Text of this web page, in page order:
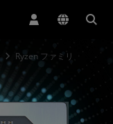
Ryzen ファミリ